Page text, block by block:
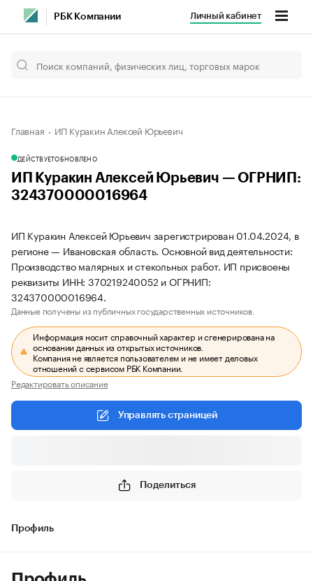
РБК Компании Личный кабинет
Главная ИП Куракин Алексей Юрьевич
ДЕЙСТВУЕТОБНОВЛЕНО
ИП Куракин Алексей Юрьевич — ОГРНИП:
324370000016964
ИП Куракин Алексей Юрьевич зарегистрирован 01.04.2024, в
регионе — Ивановская область. Основной вид деятельности:
Производство малярных и стекольных работ. ИП присвоены
реквизиты ИНН: 370219240052 и ОГРНИП:
324370000016964.
Данные получены из публичных государственных источников.
Информация носит справочный характер и сгенерирована на
основании данных из открытых источников.
Компания не является пользователем и не имеет деловых
отношений с сервисом РБК Компании.
Редактировать описание
Управлять страницей
Поделиться
Профиль